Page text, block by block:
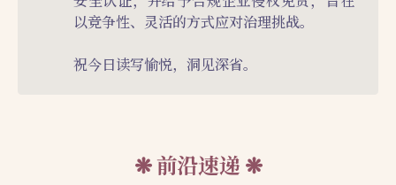
以竞争性、灵活的方式应对治理挑战。
祝今日读写愉悦，洞见深省。
前沿速递